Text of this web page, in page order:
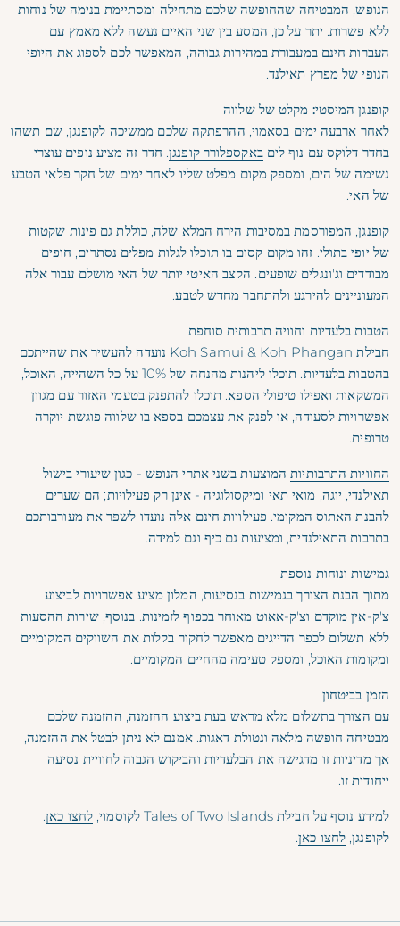
הנופש, המבטיחה שהחופשה שלכם מתחילה ומסתיימת בנימה של נוחות
ללא פשרות. יתר על כן, המסע בין שני האיים נעשה ללא מאמץ עם
העברות חינם במעבורת במהירות גבוהה, המאפשר לכם לספוג את היופי
הנופי של מפרץ תאילנד.
קופנגן המיסטי: מקלט של שלווה
לאחר ארבעה ימים בסאמוי, ההרפתקה שלכם ממשיכה לקופנגן, שם תשהו
בחדר דלוקס עם נוף ליםבאקספלורר קופנגן. חדר זה מציע נופים עוצרי
נשימה של הים, ומספק מקום מפלט שליו לאחר ימים של חקר פלאי הטבע
של האי.
קופנגן, המפורסמת במסיבות הירח המלא שלה, כוללת גם פינות שקטות
של יופי בתולי. זהו מקום קסום בו תוכלו לגלות מפלים נסתרים, חופים
מבודדים וג'ונגלים שופעים. הקצב האיטי יותר של האי מושלם עבור אלה
המעוניינים להירגע ולהתחבר מחדש לטבע.
הטבות בלעדיות וחוויה תרבותית סוחפת
חבילת Koh Samui & Koh Phangan נועדה להעשיר את שהייתכם
בהטבות בלעדיות. תוכלו ליהנות מהנחה של 10% על כל השהייה, האוכל,
המשקאות ואפילו טיפולי הספא. תוכלו להתפנק בטעמי האזור עם מגוון
אפשרויות לסעודה, או לפנק את עצמכם בספא בו שלווה פוגשת יוקרה
טרופית.
החוויות התרבותיותהמוצעות בשני אתרי הנופש - כגון שיעורי בישול
תאילנדי, יוגה, מואי תאי ומיקסולוגיה - אינן רק פעילויות; הם שערים
להבנת האתוס המקומי. פעילויות חינם אלה נועדו לשפר את מעורבותכם
בתרבות התאילנדית, ומציעות גם כיף וגם למידה.
גמישות ונוחות נוספת
מתוך הבנת הצורך בגמישות בנסיעות, המלון מציע אפשרויות לביצוע
צ'ק-אין מוקדם וצ'ק-אאוט מאוחר בכפוף לזמינות. בנוסף, שירות ההסעות
ללא תשלום לכפר הדייגים מאפשר לחקור בקלות את השווקים המקומיים
ומקומות האוכל, ומספק טעימה מהחיים המקומיים.
הזמן בביטחון
עם הצורך בתשלום מלא מראש בעת ביצוע ההזמנה, ההזמנה שלכם
מבטיחה חופשה מלאה ונטולת דאגות. אמנם לא ניתן לבטל את ההזמנה,
אך מדיניות זו מדגישה את הבלעדיות והביקוש הגבוה לחוויית נסיעה
ייחודית זו.
למידע נוסף על חבילת Tales of Two Islands לקוסמוי, לחצו כאן.
לקופנגן, לחצו כאן.